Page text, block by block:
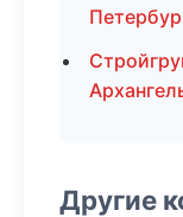
Другие